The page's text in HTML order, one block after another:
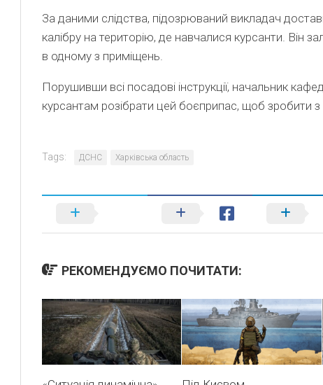
За даними слідства, підозрюваний викладач
калібру на територію, де навчалися курсанти. Він
в одному з приміщень.
Порушивши всі посадові інструкції, начальник
курсантам розібрати цей боєприпас, щоб зробити
Tags: ДСНС Харківська область
РЕКОМЕНДУЄМО ПОЧИТАТИ: